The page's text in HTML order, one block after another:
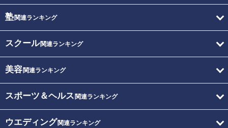
塾関連ランキング
スクール関連ランキング
美容関連ランキング
スポーツ＆ヘルス 関連ランキング
ウエディング関連ランキング